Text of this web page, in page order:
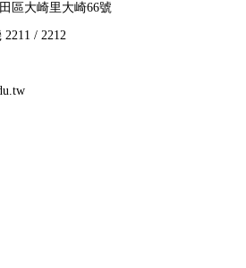
區大崎里大崎66號
2211 / 2212